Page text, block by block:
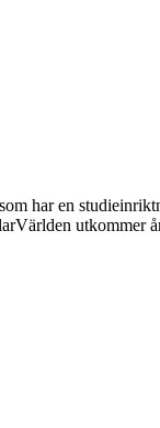
har en
utkommer